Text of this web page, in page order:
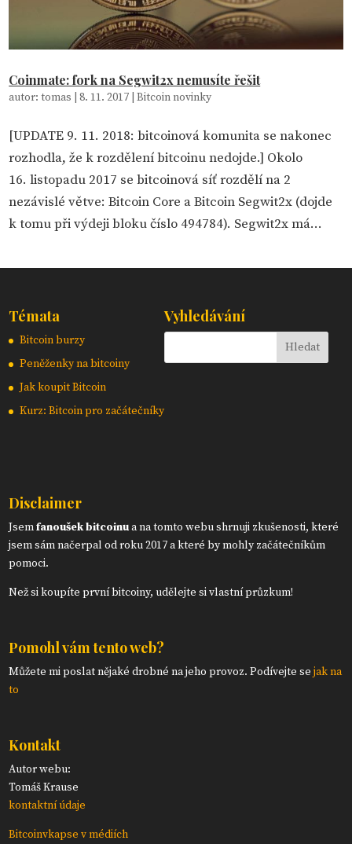
Coinmate: fork na Segwit2x nemusíte řešit
autor:tomas |8. 11. 2017 |Bitcoin novinky
[UPDATE 9. 11. 2018: bitcoinová komunita se nakonec
rozhodla, že k rozdělení bitcoinu nedojde.] Okolo
16. listopadu 2017 se bitcoinová síť rozdělí na 2
nezávislé větve: Bitcoin Core a Bitcoin Segwit2x (dojde
k tomu při výdeji bloku číslo 494784). Segwit2x má...
Témata
Bitcoin burzy
Peněženky na bitcoiny
Jak koupit Bitcoin
Kurz: Bitcoin pro začátečníky
Vyhledávání
Disclaimer
Jsemfanoušek bitcoinua na tomto webu shrnuji zkušenosti, které
jsem sám načerpal od roku 2017 a které by mohly začátečníkům
pomoci.
Než si koupíte první bitcoiny, udělejte si vlastní průzkum!
Pomohl vám tento web?
Můžete mi poslat nějaké drobné na jeho provoz. Podívejte sejak na
to
Kontakt
Autor webu:
Tomáš Krause
kontaktní údaje
Bitcoinvkapse v médiích